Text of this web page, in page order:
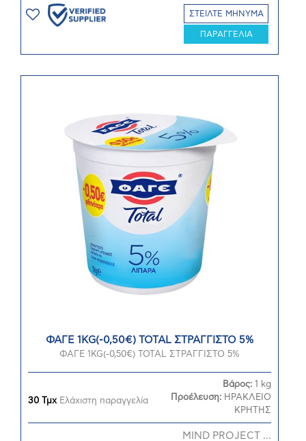
ΣΤΕΙΛΤΕ ΜΗΝΥΜΑ
ΠΑΡΑΓΓΕΛΙΑ
ΦΑΓΕ 1KG(-0,50€) TOTAL ΣΤΡΑΓΓΙΣΤΟ 5%
ΦΑΓΕ 1KG(-0,50€) TOTAL ΣΤΡΑΓΓΙΣΤΟ 5%
30 ΤμχΕλάχιστη παραγγελία
Βάρος: 1 kg
Προέλευση: ΗΡΑΚΛΕΙΟ
ΚΡΗΤΗΣ
MIND PROJECT ...